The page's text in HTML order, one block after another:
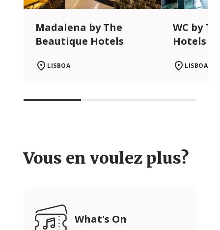
Madalena by The
Beautique Hotels
LISBOA
WC by
Hotels
LISBOA
Vous en voulez plus?
What's On